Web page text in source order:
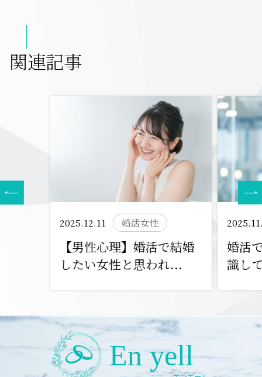
関連記事
2025.12.11 婚活女性
【男性心理】婚活で結婚
したい女性と思われ...
婚活
識し